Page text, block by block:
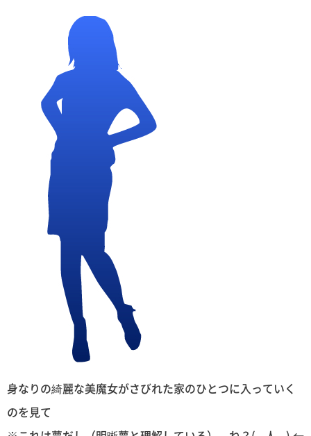
身なりの綺麗な美魔女がさびれた家のひとつに入っていく
のを見て